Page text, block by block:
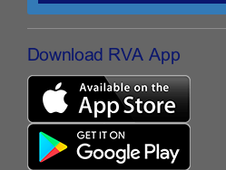
Download RVA App